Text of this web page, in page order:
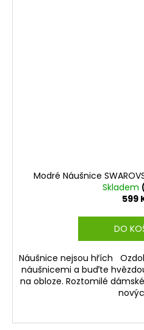
Modré Náušnice
Skladem
599
DO
Náušnice nejsou hřích
náušnicemi a buďte
na obloze. Roztomilé